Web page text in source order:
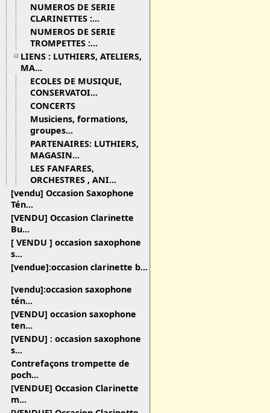
NUMEROS DE SERIE
CLARINETTES :...
NUMEROS DE SERIE
TROMPETTES :...
LIENS : LUTHIERS, ATELIERS,
MA...
ECOLES DE MUSIQUE,
CONSERVATOI...
CONCERTS
Musiciens, formations,
groupes...
PARTENAIRES: LUTHIERS,
MAGASIN...
LES FANFARES,
ORCHESTRES , ANI...
[vendu] Occasion Saxophone
Tén...
[VENDU] Occasion Clarinette
Bu...
[ VENDU ] occasion saxophone
s...
[vendue]:occasion clarinette b...
[vendu]:occasion saxophone
tén...
[VENDU] occasion saxophone
ten...
[VENDU] : occasion saxophone
s...
Contrefaçons trompette de
poch...
[VENDUE] Occasion Clarinette
m...